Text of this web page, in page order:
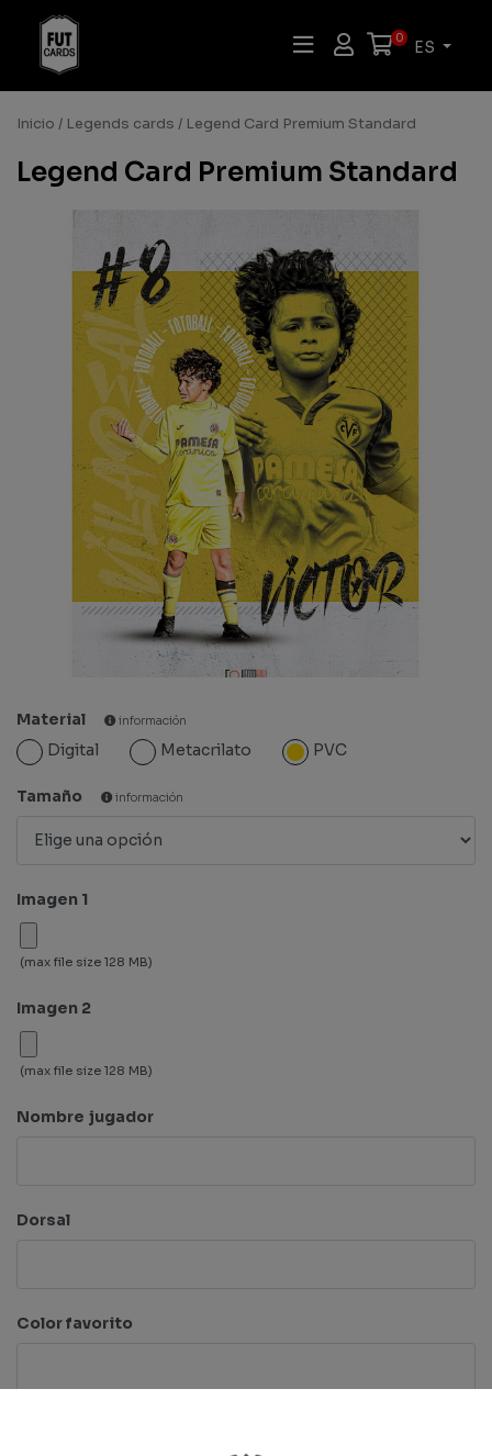
0 ES
Inicio / Legends cards / Legend Card Premium Standard
Legend Card Premium Standard
Material información
Digital Metacrilato PVC
Tamaño información
Imagen 1
(max file size 128 MB)
Imagen 2
(max file size 128 MB)
Nombre jugador
Dorsal
Color favorito